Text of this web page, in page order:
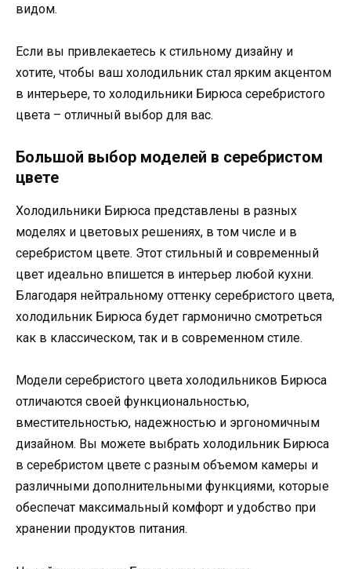
видом.
Если вы привлекаетесь к стильному дизайну и
хотите, чтобы ваш холодильник стал ярким акцентом
в интерьере, то холодильники Бирюса серебристого
цвета – отличный выбор для вас.
Большой выбор моделей в серебристом
цвете
Холодильники Бирюса представлены в разных
моделях и цветовых решениях, в том числе и в
серебристом цвете. Этот стильный и современный
цвет идеально впишется в интерьер любой кухни.
Благодаря нейтральному оттенку серебристого цвета,
холодильник Бирюса будет гармонично смотреться
как в классическом, так и в современном стиле.
Модели серебристого цвета холодильников Бирюса
отличаются своей функциональностью,
вместительностью, надежностью и эргономичным
дизайном. Вы можете выбрать холодильник Бирюса
в серебристом цвете с разным объемом камеры и
различными дополнительными функциями, которые
обеспечат максимальный комфорт и удобство при
хранении продуктов питания.